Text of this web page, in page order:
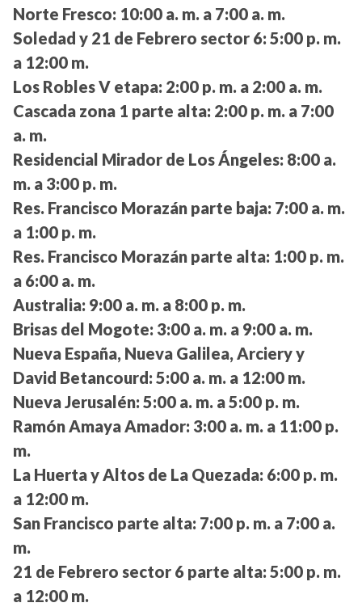
Norte Fresco: 10:00 a. m. a 7:00 a. m.
Soledad y 21 de Febrero sector 6: 5:00 p. m.
a 12:00 m.
Los Robles V etapa: 2:00 p. m. a 2:00 a. m.
Cascada zona 1 parte alta: 2:00 p. m. a 7:00
a. m.
Residencial Mirador de Los Ángeles: 8:00 a.
m. a 3:00 p. m.
Res. Francisco Morazán parte baja: 7:00 a. m.
a 1:00 p. m.
Res. Francisco Morazán parte alta: 1:00 p. m.
a 6:00 a. m.
Australia: 9:00 a. m. a 8:00 p. m.
Brisas del Mogote: 3:00 a. m. a 9:00 a. m.
Nueva España, Nueva Galilea, Arciery y
David Betancourd: 5:00 a. m. a 12:00 m.
Nueva Jerusalén: 5:00 a. m. a 5:00 p. m.
Ramón Amaya Amador: 3:00 a. m. a 11:00 p.
m.
La Huerta y Altos de La Quezada: 6:00 p. m.
a 12:00 m.
San Francisco parte alta: 7:00 p. m. a 7:00 a.
m.
21 de Febrero sector 6 parte alta: 5:00 p. m.
a 12:00 m.